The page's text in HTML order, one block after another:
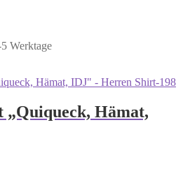
Produktseite
gewählt
„Quiqueck, Hämat,